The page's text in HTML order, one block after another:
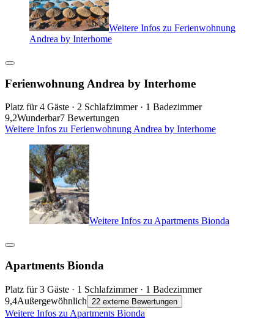
Weitere Infos zu Ferienwohnung
Andrea by Interhome
Ferienwohnung Andrea by Interhome
Platz für 4 Gäste · 2 Schlafzimmer · 1 Badezimmer
9,2Wunderbar7 Bewertungen
Weitere Infos zu Ferienwohnung Andrea by Interhome
Weitere Infos zu Apartments Bionda
Apartments Bionda
Platz für 3 Gäste · 1 Schlafzimmer · 1 Badezimmer
9,4Außergewöhnlich 22 externe Bewertungen
Weitere Infos zu Apartments Bionda